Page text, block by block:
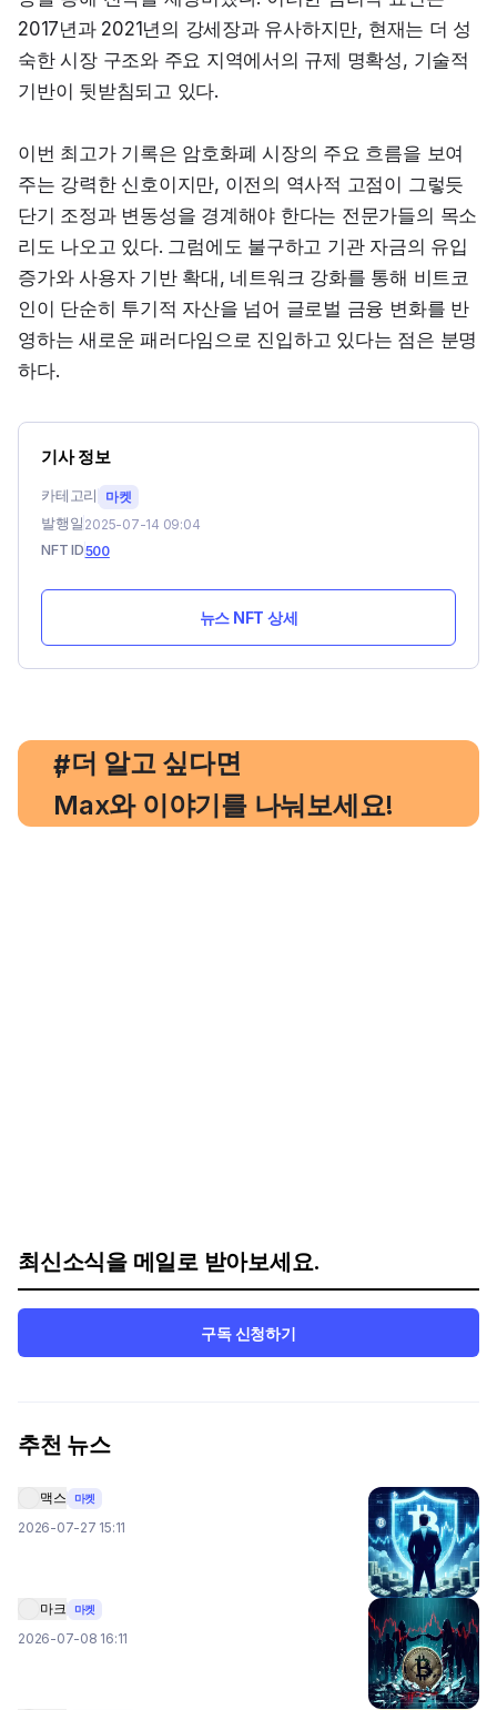
2017년과 2021년의 강세장과 유사하지만, 현재는 더 성
숙한 시장 구조와 주요 지역에서의 규제 명확성, 기술적
기반이 뒷받침되고 있다.
이번 최고가 기록은 암호화폐 시장의 주요 흐름을 보여
주는 강력한 신호이지만, 이전의 역사적 고점이 그렇듯
단기 조정과 변동성을 경계해야 한다는 전문가들의 목소
리도 나오고 있다. 그럼에도 불구하고 기관 자금의 유입
증가와 사용자 기반 확대, 네트워크 강화를 통해 비트코
인이 단순히 투기적 자산을 넘어 글로벌 금융 변화를 반
영하는 새로운 패러다임으로 진입하고 있다는 점은 분명
하다.
기사 정보
카테고리 마켓
발행일 2025-07-14 09:04
NFT ID500
뉴스 NFT 상세
#
, 더 알고 싶다면
Max와 이야기를 나눠보세요!
최신소식을 메일로 받아보세요.
구독 신청하기
추천 뉴스
맥스 마켓
2026-07-27 15:11
마크 마켓
2026-07-08 16:11